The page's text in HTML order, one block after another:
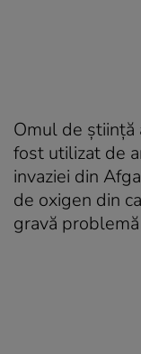
Omul de știință
fost utilizat de
invaziei din
de oxigen din
gravă